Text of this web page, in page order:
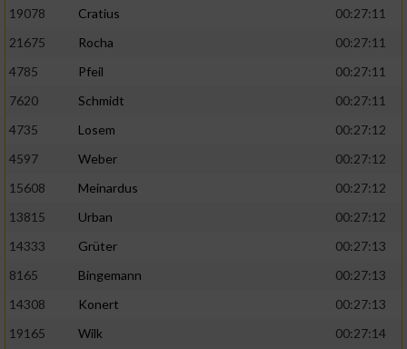
19078
Cratius
00:27:11
21675
Rocha
00:27:11
4785
Pfeil
00:27:11
7620
Schmidt
00:27:11
4735
Losem
00:27:12
4597
Weber
00:27:12
15608
Meinardus
00:27:12
13815
Urban
00:27:12
14333
Grüter
00:27:13
8165
Bingemann
00:27:13
14308
Konert
00:27:13
19165
Wilk 00:27:14